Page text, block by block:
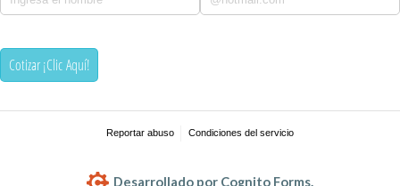
Cotizar ¡Clic Aquí!
Reportar abuso Condiciones del servicio
Desarrollado por Cognito Forms.